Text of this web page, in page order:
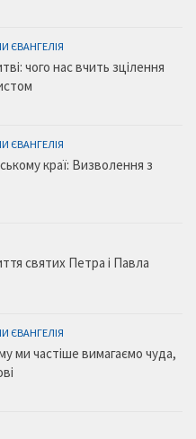
ЄВАНГЕЛІЯ
чого нас вчить зцілення
ЄВАНГЕЛІЯ
краї: Визволення з
святих Петра і Павла
ЄВАНГЕЛІЯ
ми частіше вимагаємо чуда,